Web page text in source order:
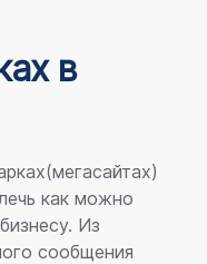
в
как можно
Из
сообщения